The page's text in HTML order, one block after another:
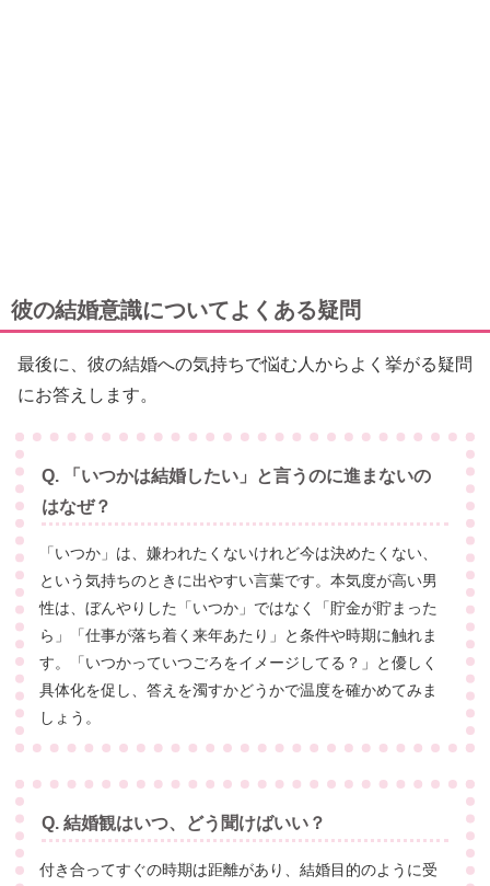
彼の結婚意識についてよくある疑問
最後に、彼の結婚への気持ちで悩む人からよく挙がる疑問
にお答えします。
Q. 「いつかは結婚したい」と言うのに進まないの
はなぜ？
「いつか」は、嫌われたくないけれど今は決めたくない、
という気持ちのときに出やすい言葉です。本気度が高い男
性は、ぼんやりした「いつか」ではなく「貯金が貯まった
ら」「仕事が落ち着く来年あたり」と条件や時期に触れま
す。「いつかっていつごろをイメージしてる？」と優しく
具体化を促し、答えを濁すかどうかで温度を確かめてみま
しょう。
Q. 結婚観はいつ、どう聞けばいい？
付き合ってすぐの時期は距離があり、結婚目的のように受